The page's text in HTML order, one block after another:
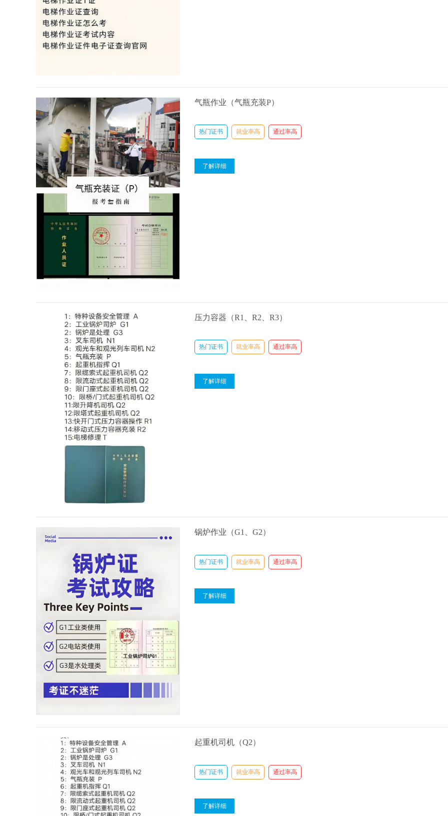
气瓶作业（气瓶充装P）
热门证书 就业率高 通过率高
了解详细
压力容器（R1、R2、R3）
热门证书 就业率高 通过率高
了解详细
锅炉作业（G1、G2）
热门证书 就业率高 通过率高
了解详细
起重机司机（Q2）
热门证书 就业率高 通过率高
了解详细